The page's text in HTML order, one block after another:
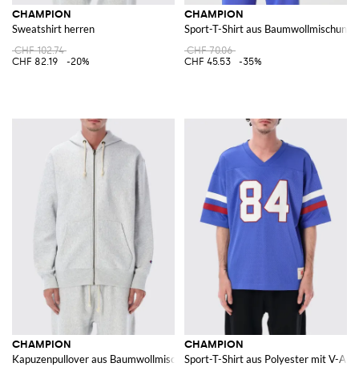
CHAMPION
Sweatshirt herren
CHF 102.74
CHF 82.19
-20%
CHAMPION
Sport-T-Shirt aus
CHF 70.06
CHF 45.53
-35%
CHAMPION
Kapuzenpullover aus Baumwollmischung
CHAMPION
Sport-T-Shirt aus Polyester mit V-